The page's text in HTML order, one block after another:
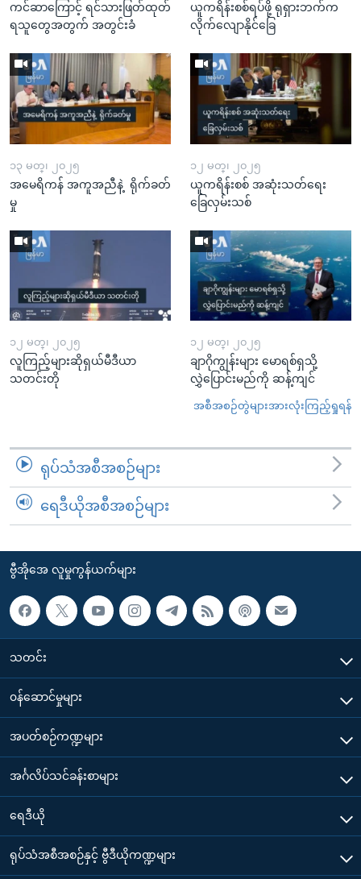
ကင်ဆာကြောင့် ရင်သားဖြတ်ထုတ်
ရသူတွေအတွက် အတွင်းခံ
ယူကရိန်းစစ်ရပ်ဖို့ ရုရှားဘက်က
လိုက်လျောနိုင်ခြေ
၁၃ မတ္၊ ၂၀၂၅
အမေရိကန် အကူအညီနဲ့ ရိုက်ခတ်
မှု
၁၂ မတ္၊ ၂၀၂၅
ယူကရိန်းစစ် အဆုံးသတ်ရေး
ခြေလှမ်းသစ်
၁၂ မတ္၊ ၂၀၂၅
လူကြည့်များဆိုရှယ်မီဒီယာ
သတင်းတို
၁၂ မတ္၊ ၂၀၂၅
ချာဂိုကျွန်းများ မောရစ်ရှသို့
လွှဲပြောင်းမည်ကို ဆန့်ကျင်
အစီအစဉ်တွဲများအားလုံးကြည့်ရှုရန်
ရုပ်သံအစီအစဉ်များ
ရေဒီယိုအစီအစဉ်များ
ဗွီအိုအေ လူမှုကွန်ယက်များ
သတင်း
၀န်ဆောင်မှုများ
အပတ်စဉ်ကဏ္ဍများ
အင်္ဂလိပ်သင်ခန်းစာများ
ရေဒီယို
ရုပ်သံအစီအစဉ်နှင့် ဗွီဒီယိုကဏ္ဍများ